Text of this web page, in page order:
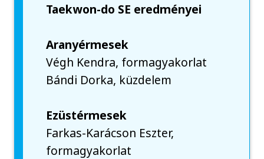
Taekwon-do SE eredményei
Aranyérmesek
Végh Kendra, formagyakorlat
Bándi Dorka, küzdelem
Ezüstérmesek
Farkas-Karácson Eszter,
formagyakorlat